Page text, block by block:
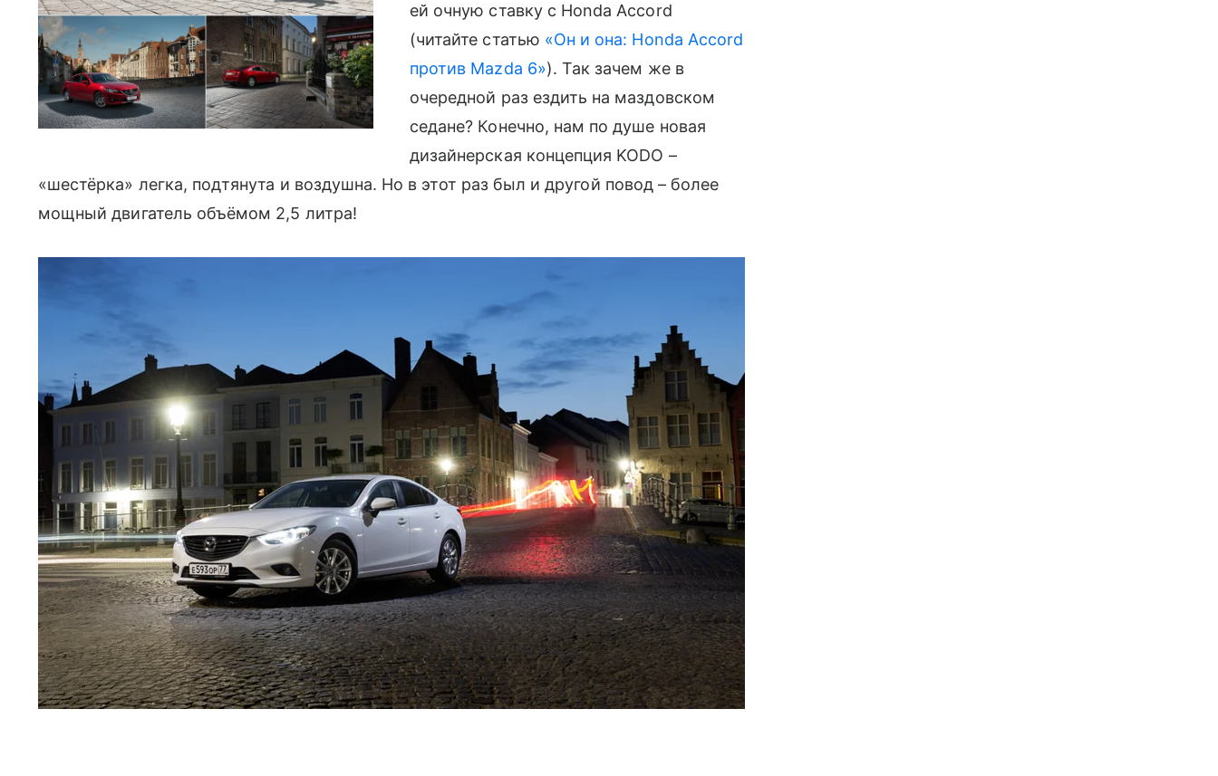
ей очную ставку с Honda Accord
(читайте статью «Он и она: Honda Accord
против Mazda 6»). Так зачем же в
очередной раз ездить на маздовском
седане? Конечно, нам по душе новая
дизайнерская концепция KODO –
«шестёрка» легка, подтянута и воздушна. Но в этот раз был и другой повод – более
мощный двигатель объёмом 2,5 литра!